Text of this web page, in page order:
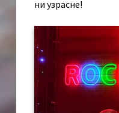
ни узрасне!